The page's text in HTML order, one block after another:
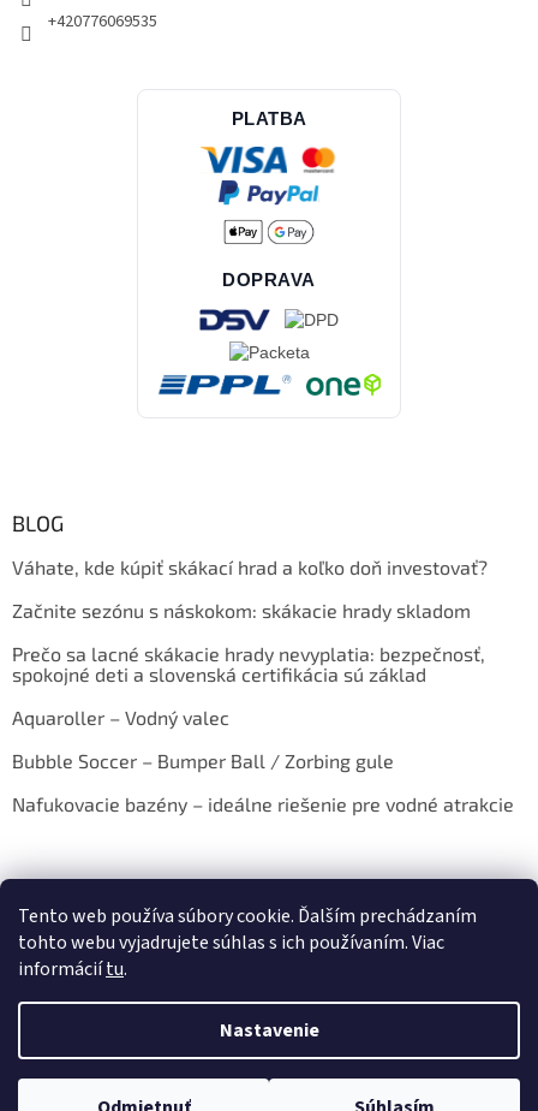
Tento web používa súbory cookie. Ďalším prechádzaním
tohto webu vyjadrujete súhlas s ich používaním. Viac
informáciítu.
Nastavenie
+420776069535
PLATBA
DOPRAVA
BLOG
Váhate, kde kúpiť skákací hrad a koľko doň investovať?
Začnite sezónu s náskokom: skákacie hrady skladom
Prečo sa lacné skákacie hrady nevyplatia: bezpečnosť,
spokojné deti a slovenská certifikácia sú základ
Aquaroller – Vodný valec
Bubble Soccer – Bumper Ball / Zorbing gule
Nafukovacie bazény – ideálne riešenie pre vodné atrakcie
Copyright 2026E-shop AQUAZORBING.SK. Všetky práva